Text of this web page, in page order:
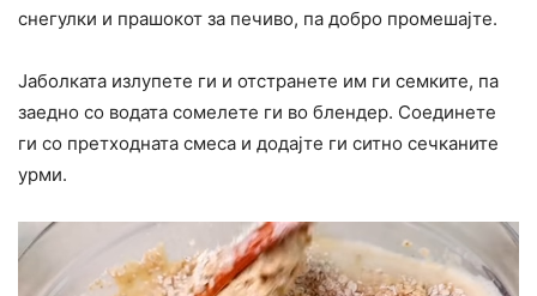
снегулки и прашокот за печиво, па добро промешајте.
Јаболката излупете ги и отстранете им ги семките, па
заедно со водата сомелете ги во блендер. Соединете
ги со претходната смеса и додајте ги ситно сечканите
урми.